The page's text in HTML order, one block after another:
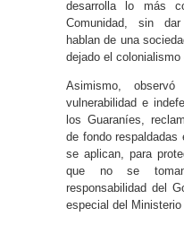
desarrolla lo más
Comunidad, sin
hablan de una
dejado el colonialismo
Asimismo,
vulnerabilidad e
los Guaraníes,
de fondo
se aplican, para
que no se
responsabilidad del
especial del Ministerio